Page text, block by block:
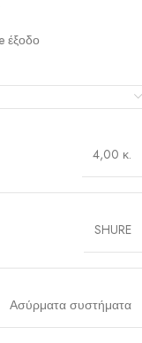
έξοδο
4,00 κ.
SHURE
Ασύρματα συστήματα